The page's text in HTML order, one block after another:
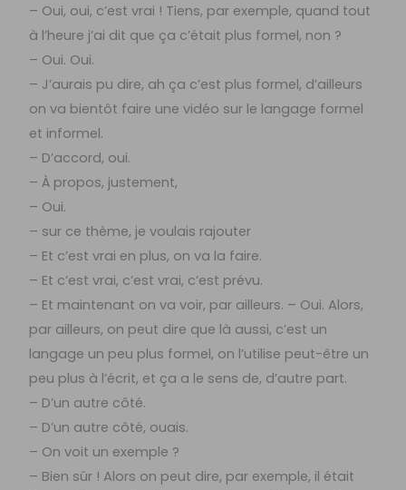
– Oui, oui, c’est vrai ! Tiens, par exemple, quand tout
à l’heure j’ai dit que ça c’était plus formel, non ?
– Oui. Oui.
– J’aurais pu dire, ah ça c’est plus formel, d’ailleurs
on va bientôt faire une vidéo sur le langage formel
et informel.
– D’accord, oui.
– À propos, justement,
– Oui.
– sur ce thème, je voulais rajouter
– Et c’est vrai en plus, on va la faire.
– Et c’est vrai, c’est vrai, c’est prévu.
– Et maintenant on va voir, par ailleurs. – Oui. Alors,
par ailleurs, on peut dire que là aussi, c’est un
langage un peu plus formel, on l’utilise peut-être un
peu plus à l’écrit, et ça a le sens de, d’autre part.
– D’un autre côté.
– D’un autre côté, ouais.
– On voit un exemple ?
– Bien sûr ! Alors on peut dire, par exemple, il était